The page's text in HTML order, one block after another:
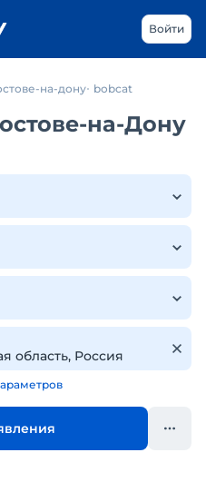
Войти
на-дону bobcat
на-Дону